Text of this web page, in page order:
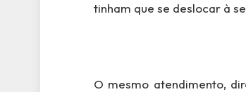
tinham que se deslocar à
O mesmo atendimento,